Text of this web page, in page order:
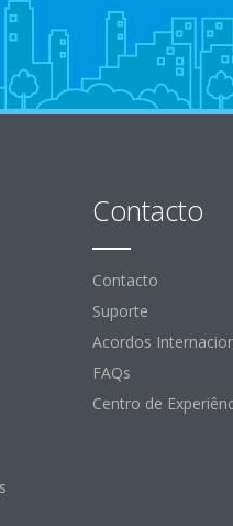
Contacto
Contacto
Suporte
Acordos
FAQs
Centro de